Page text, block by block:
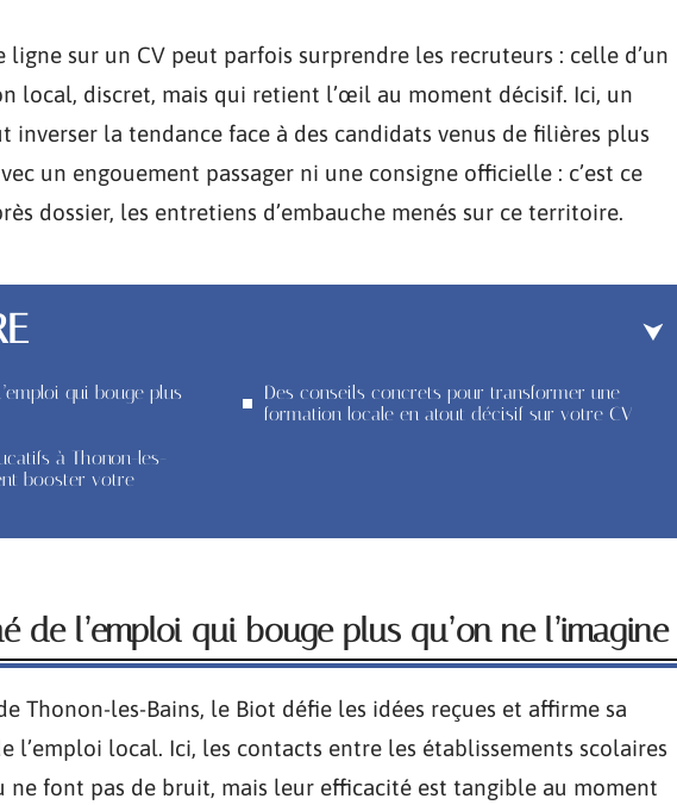
ligne sur un CV peut parfois surprendre les recruteurs : celle d’un
local, discret, mais qui retient l’œil au moment décisif. Ici, un
inverser la tendance face à des candidats venus de filières plus
un engouement passager ni une consigne officielle : c’est ce
dossier, les entretiens d’embauche menés sur ce territoire.
qui bouge plus
à Thonon-les-
booster votre
Des conseils concrets pour transformer une
formation locale en atout décisif sur votre CV
de l’emploi qui bouge plus qu’on ne l’imagine
Thonon-les-Bains, le Biot défie les idées reçues et affirme sa
l’emploi local. Ici, les contacts entre les établissements scolaires
ne font pas de bruit, mais leur efficacité est tangible au moment